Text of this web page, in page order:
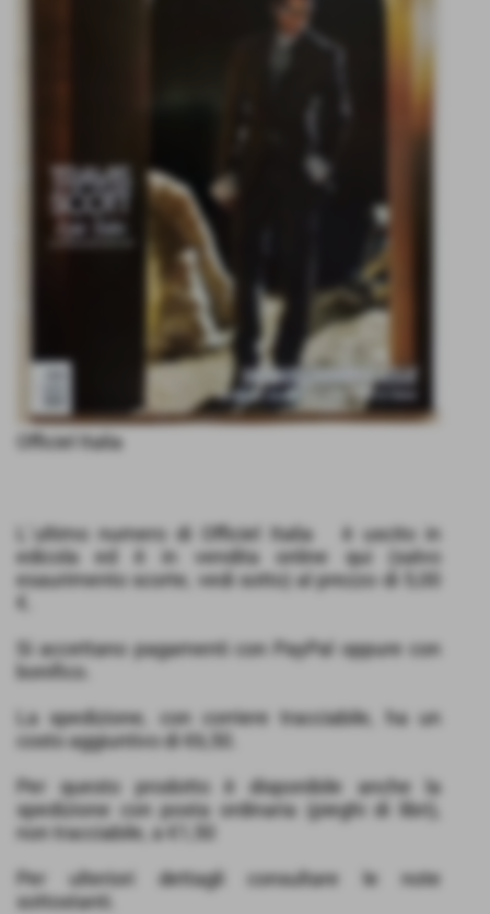
Officiel Italia
L´ultimo numero di Officiel Italia è uscito in
edicola ed è in vendita online qui (salvo
esaurimento scorte, vedi sotto) al prezzo di 5,00
Si accettano pagamenti con PayPal oppure con
bonifico.
La spedizione, con corriere tracciabile, ha un
costo aggiuntivo di €6,50.
Per questo prodotto è disponibile anche la
spedizione con posta ordinaria (pieghi di libri),
non tracciabile, a €1,50
Per ulteriori dettagli consultare le note
sottostanti.